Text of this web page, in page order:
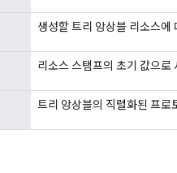
생성할 트리 앙상블 리소스에
리소스 스탬프의 초기 값으로
트리 앙상블의 직렬화된 프로